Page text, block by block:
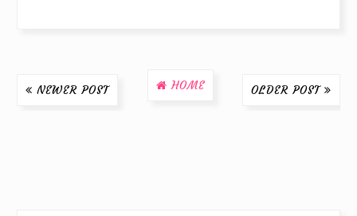
NEWER POST OLDER POST
HOME